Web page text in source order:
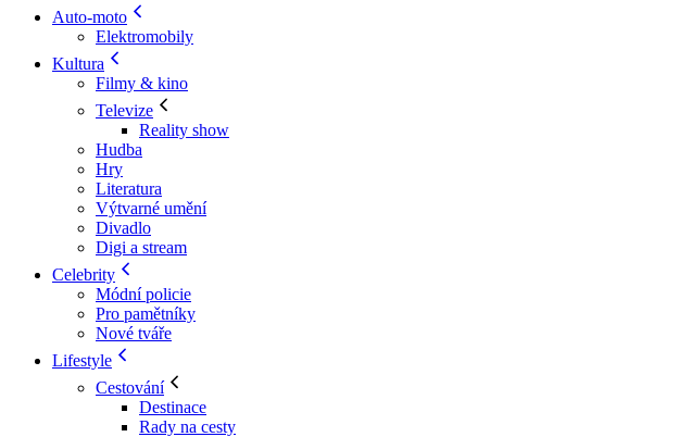
Auto-moto
Elektromobily
Kultura
Filmy & kino
Televize
Reality show
Hudba
Hry
Literatura
Výtvarné umění
Divadlo
Digi a stream
Celebrity
Módní policie
Pro pamětníky
Nové tváře
Lifestyle
Cestování
Destinace
Rady na cesty